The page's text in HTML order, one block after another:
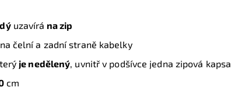
uzavírá na zip
na čelní a zadní straně kabelky
je nedělený, uvnitř v podšívce jedna zipová kapsa
cm